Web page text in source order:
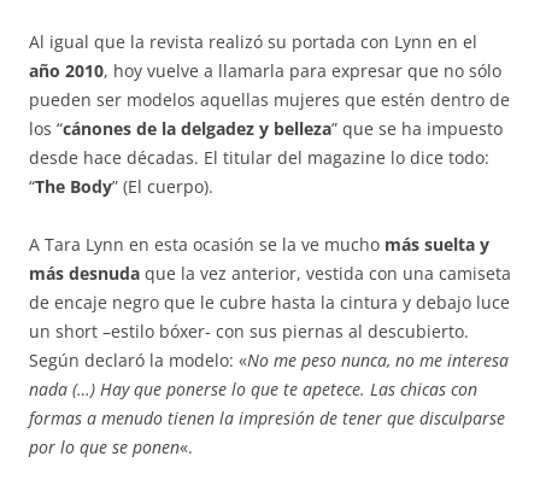
Al igual que la revista realizó su portada con Lynn en el
año 2010, hoy vuelve a llamarla para expresar que no sólo
pueden ser modelos aquellas mujeres que estén dentro de
los “cánones de la delgadez y belleza” que se ha impuesto
desde hace décadas. El titular del magazine lo dice todo:
“The Body” (El cuerpo).
A Tara Lynn en esta ocasión se la ve mucho más suelta y
más desnuda que la vez anterior, vestida con una camiseta
de encaje negro que le cubre hasta la cintura y debajo luce
un short –estilo bóxer- con sus piernas al descubierto.
Según declaró la modelo: «No me peso nunca, no me interesa
nada (…) Hay que ponerse lo que te apetece. Las chicas con
formas a menudo tienen la impresión de tener que disculparse
por lo que se ponen«.